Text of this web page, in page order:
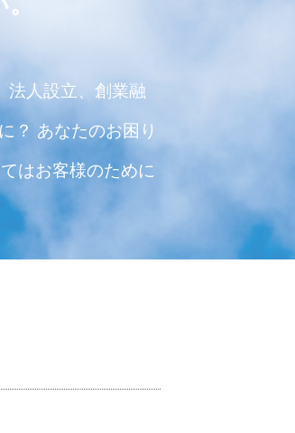
法人設立、創業融
？ あなたのお困り
はお客様のために